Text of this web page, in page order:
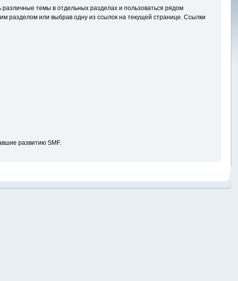
темы в отдельных разделах и пользоваться рядом
разделом или выбрав одну из ссылок на текущей странице. Ссылки
развитию SMF.